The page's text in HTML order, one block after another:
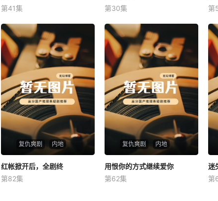
未知
第41集
未知
第30集
第
复仇爽剧 内地
红帐掀开后，全剧终
未知
红帐掀开后，全剧终
第82集
复仇爽剧 内地
用恨你的方式继续爱你
未知
用恨你的方式继续爱你
第62集
迷
第